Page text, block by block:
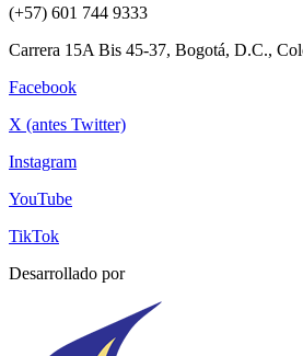
(+57) 601 744 9333
Carrera 15A Bis 45-37, Bogotá, D.C.,
Facebook
X (antes Twitter)
Instagram
YouTube
TikTok
Desarrollado por